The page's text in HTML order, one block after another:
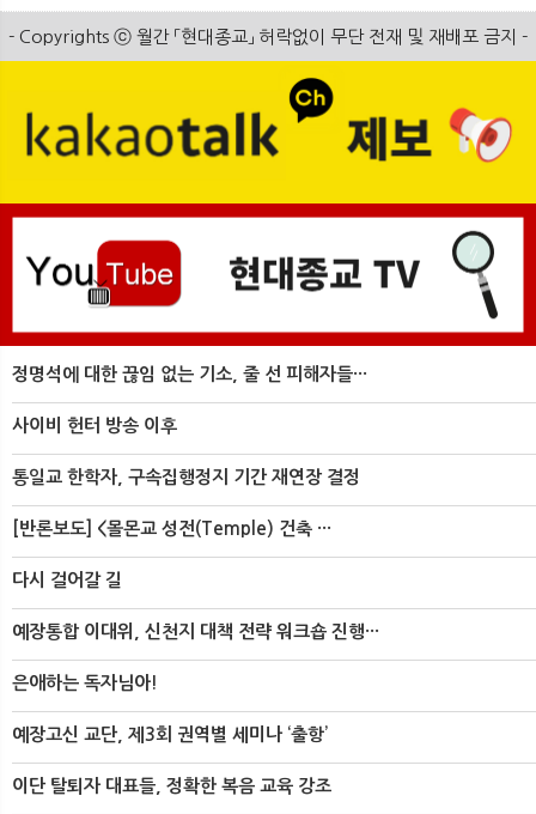
- Copyrights ⓒ 월간 「현대종교」 허락없이 무단 전재 및 재배포 금지 -
정명석에 대한 끊임 없는 기소, 줄 선 피해자들···
사이비 헌터 방송 이후
통일교 한학자, 구속집행정지 기간 재연장 결정
[반론보도] <몰몬교 성전(Temple) 건축 ···
다시 걸어갈 길
예장통합 이대위, 신천지 대책 전략 워크숍 진행···
은애하는 독자님아!
예장고신 교단, 제3회 권역별 세미나 ‘출항’
이단 탈퇴자 대표들, 정확한 복음 교육 강조